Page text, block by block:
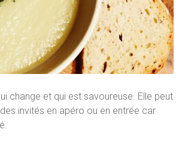
change et qui est savoureuse. Elle peut
invités en apéro ou en entrée car